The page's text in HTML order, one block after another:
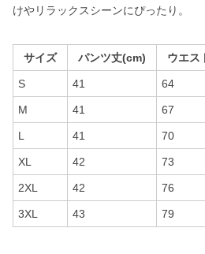
けやリラックスシーンにぴったり。
サイズ パンツ丈(cm) ウエス
S 41 64
M 41 67
L 41 70
XL 42 73
2XL 42 76
3XL 43 79